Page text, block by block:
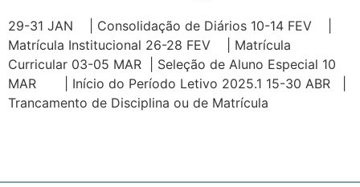
29-31 JAN | Consolidação de Diários 10-14 FEV |
Matrícula Institucional 26-28 FEV | Matrícula
Curricular 03-05 MAR | Seleção de Aluno Especial 10
MAR | Início do Período Letivo 2025.1 15-30 ABR |
Trancamento de Disciplina ou de Matrícula